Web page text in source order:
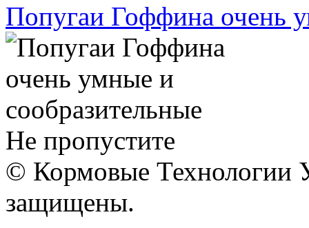
Попугаи Гоффина очень
Не пропустите
© Кормовые Технологии
защищены.